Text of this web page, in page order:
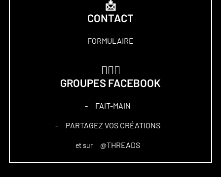
📩
CONTACT
FORMULAIRE
GROUPES FACEBOOK
– FAIT-MAIN
– PARTAGEZ VOS CRÉATIONS
et sur @THREADS